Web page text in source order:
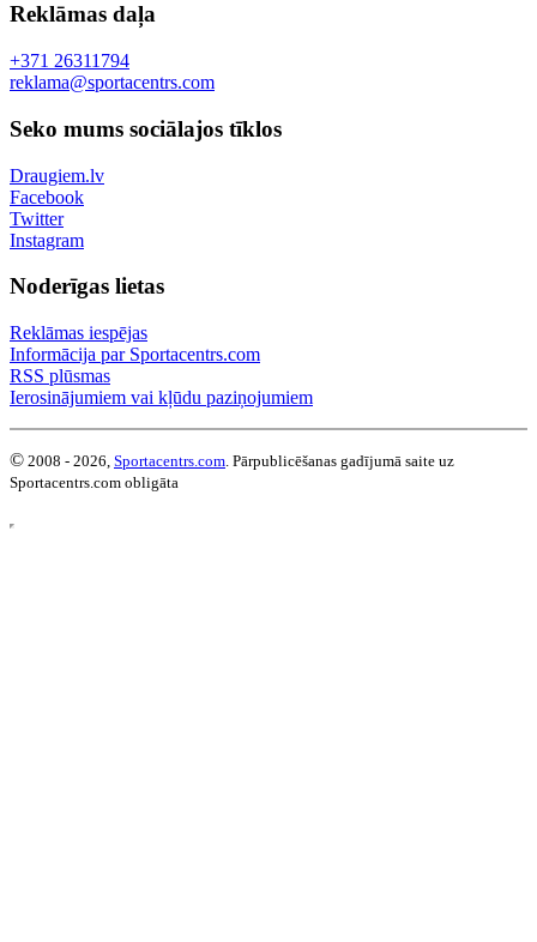
Reklāmas daļa
+371 26311794
reklama@sportacentrs.com
Seko mums sociālajos tīklos
Draugiem.lv
Facebook
Twitter
Instagram
Noderīgas lietas
Reklāmas iespējas
Informācija par Sportacentrs.com
RSS plūsmas
Ierosinājumiem vai kļūdu paziņojumiem
© 2008 - 2026, Sportacentrs.com. Pārpublicēšanas gadījumā saite uz
Sportacentrs.com obligāta